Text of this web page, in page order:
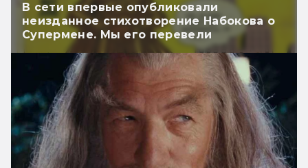
В сети впервые опубликовали
неизданное стихотворение Набокова о
Супермене. Мы его перевели